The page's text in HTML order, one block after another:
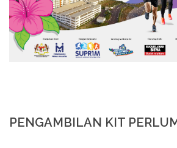
PENGAMBILAN KIT